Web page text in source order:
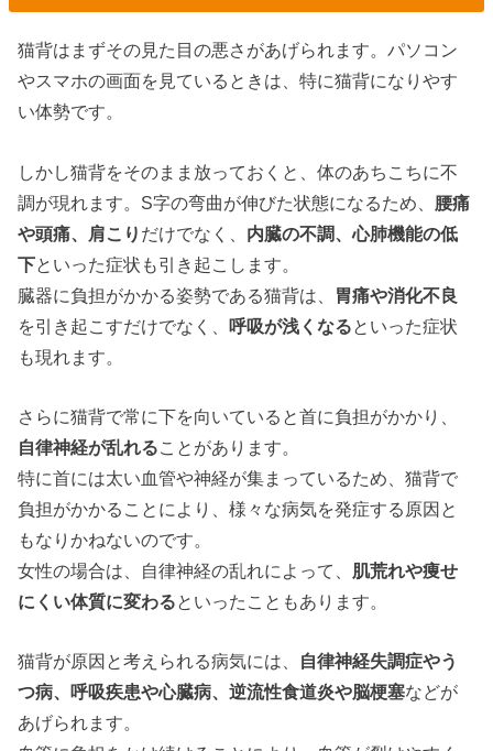
猫背はまずその見た目の悪さがあげられます。パソコン
やスマホの画面を見ているときは、特に猫背になりやす
い体勢です。
しかし猫背をそのまま放っておくと、体のあちこちに不
調が現れます。S字の弯曲が伸びた状態になるため、 腰痛
や頭痛、肩こり だけでなく、 内臓の不調、心肺機能の低
下といった症状も引き起こします。
臓器に負担がかかる姿勢である猫背は、 胃痛や消化不良
を引き起こすだけでなく、呼吸が浅くなるといった症状
も現れます。
さらに猫背で常に下を向いていると首に負担がかかり、
自律神経が乱れることがあります。
特に首には太い血管や神経が集まっているため、猫背で
負担がかかることにより、様々な病気を発症する原因と
もなりかねないのです。
女性の場合は、自律神経の乱れによって、 肌荒れや痩せ
にくい体質に変わるといったこともあります。
猫背が原因と考えられる病気には、 自律神経失調症やう
つ病、呼吸疾患や心臓病、逆流性食道炎や脳梗塞などが
あげられます。